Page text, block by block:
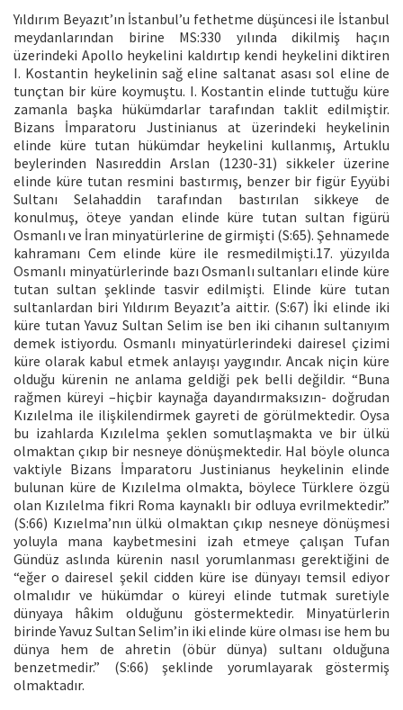
Yıldırım Beyazıt’ın İstanbul’u fethetme düşüncesi ile İstanbul
meydanlarından birine MS:330 yılında dikilmiş haçın
üzerindeki Apollo heykelini kaldırtıp kendi heykelini diktiren
I. Kostantin heykelinin sağ eline saltanat asası sol eline de
tunçtan bir küre koymuştu. I. Kostantin elinde tuttuğu küre
zamanla başka hükümdarlar tarafından taklit edilmiştir.
Bizans İmparatoru Justinianus at üzerindeki heykelinin
elinde küre tutan hükümdar heykelini kullanmış, Artuklu
beylerinden Nasıreddin Arslan (1230-31) sikkeler üzerine
elinde küre tutan resmini bastırmış, benzer bir figür Eyyübi
Sultanı Selahaddin tarafından bastırılan sikkeye de
konulmuş, öteye yandan elinde küre tutan sultan figürü
Osmanlı ve İran minyatürlerine de girmişti (S:65). Şehnamede
kahramanı Cem elinde küre ile resmedilmişti.17. yüzyılda
Osmanlı minyatürlerinde bazı Osmanlı sultanları elinde küre
tutan sultan şeklinde tasvir edilmişti. Elinde küre tutan
sultanlardan biri Yıldırım Beyazıt’a aittir. (S:67) İki elinde iki
küre tutan Yavuz Sultan Selim ise ben iki cihanın sultanıyım
demek istiyordu. Osmanlı minyatürlerindeki dairesel çizimi
küre olarak kabul etmek anlayışı yaygındır. Ancak niçin küre
olduğu kürenin ne anlama geldiği pek belli değildir. “Buna
rağmen küreyi –hiçbir kaynağa dayandırmaksızın- doğrudan
Kızılelma ile ilişkilendirmek gayreti de görülmektedir. Oysa
bu izahlarda Kızılelma şeklen somutlaşmakta ve bir ülkü
olmaktan çıkıp bir nesneye dönüşmektedir. Hal böyle olunca
vaktiyle Bizans İmparatoru Justinianus heykelinin elinde
bulunan küre de Kızılelma olmakta, böylece Türklere özgü
olan Kızılelma fikri Roma kaynaklı bir odluya evrilmektedir.”
(S:66) Kızıelma’nın ülkü olmaktan çıkıp nesneye dönüşmesi
yoluyla mana kaybetmesini izah etmeye çalışan Tufan
Gündüz aslında kürenin nasıl yorumlanması gerektiğini de
“eğer o dairesel şekil cidden küre ise dünyayı temsil ediyor
olmalıdır ve hükümdar o küreyi elinde tutmak suretiyle
dünyaya hâkim olduğunu göstermektedir. Minyatürlerin
birinde Yavuz Sultan Selim’in iki elinde küre olması ise hem bu
dünya hem de ahretin (öbür dünya) sultanı olduğuna
benzetmedir.” (S:66) şeklinde yorumlayarak göstermiş
olmaktadır.